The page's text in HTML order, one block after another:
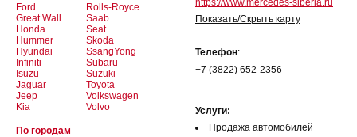
Ford
Great Wall
Honda
Hummer
Hyundai
Infiniti
Isuzu
Jaguar
Jeep
Kia
Rolls-Royce
Saab
Seat
Skoda
SsangYong
Subaru
Suzuki
Toyota
Volkswagen
Volvo
По городам
https://www.mercedes-siberia.ru
Показать/Скрыть карту
Телефон:
+7 (3822) 652-2356
Услуги:
Продажа автомобилей